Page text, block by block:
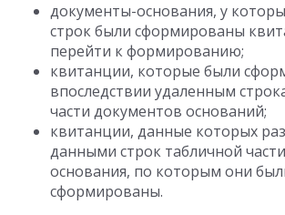
документы-основания, у
строк были сформированы
перейти к формированию;
квитанции, которые были
впоследствии удаленным
части документов оснований;
квитанции, данные которых
данными строк табличной
основания, по которым они
сформированы.